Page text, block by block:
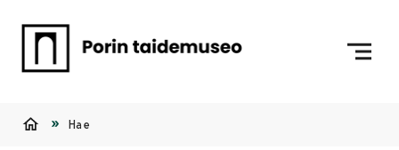
Hae